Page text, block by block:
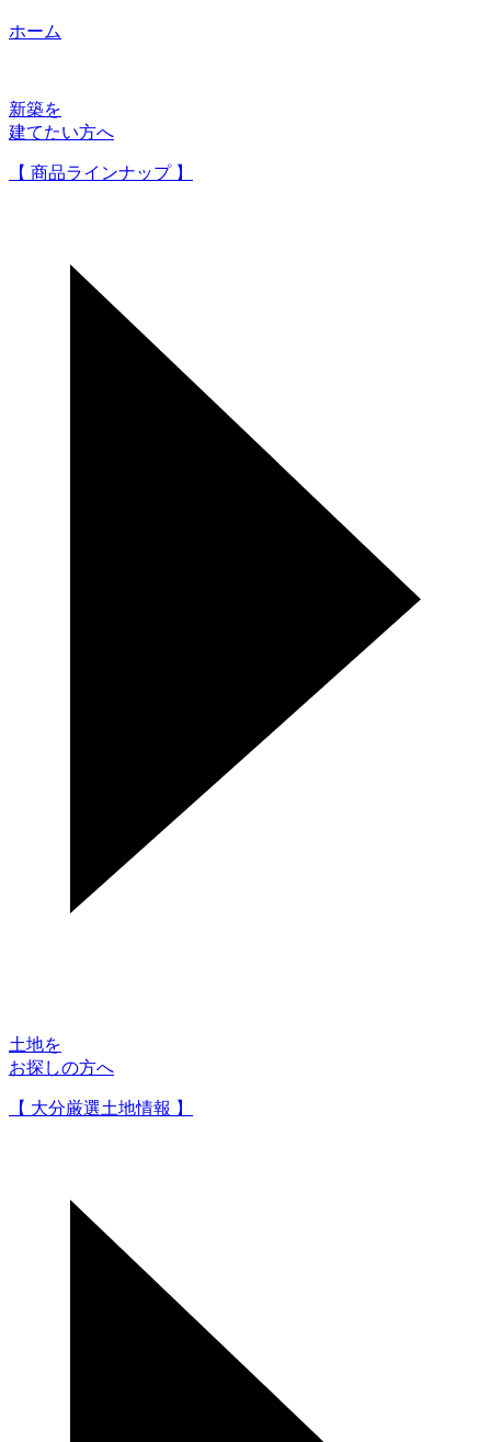
ホーム
新築を
建てたい方へ
【 商品ラインナップ 】
土地を
お探しの方へ
【 大分厳選土地情報 】